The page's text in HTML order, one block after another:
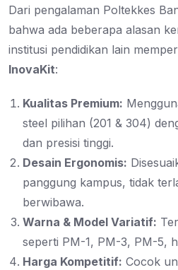
Dari pengalaman Poltekkes
bahwa ada beberapa alasan
institusi pendidikan lain
InovaKit:
Kualitas Premium:
steel pilihan (201 & 304)
dan presisi tinggi.
Desain Ergonomis:
panggung kampus, tidak
berwibawa.
Warna & Model Variatif:
seperti PM-1, PM-3, PM-5,
Harga Kompetitif: Cocok